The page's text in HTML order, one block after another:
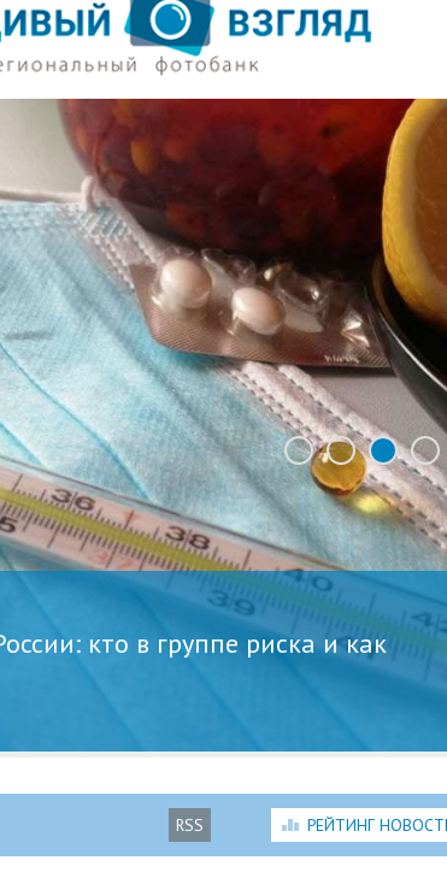
кто в группе риска и как
RSS РЕЙТИНГ